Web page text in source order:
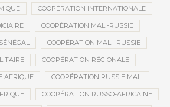
COOPÉRATION INTERNATIONALE
COOPÉRATION MALI-RUSSIE
COOPÉRATION MALI–RUSSIE
COOPÉRATION RÉGIONALE
AFRIQUE COOPÉRATION RUSSIE MALI
COOPÉRATION RUSSO-AFRICAINE